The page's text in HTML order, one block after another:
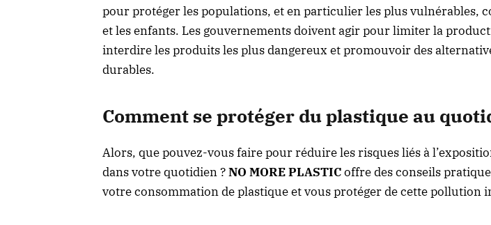
pour protéger les populations, et en particulier les plus vulnérables,
et les enfants. Les gouvernements doivent agir pour limiter la
interdire les produits les plus dangereux et promouvoir des
durables.
Comment se protéger du plastique au
Alors, que pouvez-vous faire pour réduire les risques liés à
dans votre quotidien ?NO MORE PLASTICoffre des conseils
votre consommation de plastique et vous protéger de cette pollution